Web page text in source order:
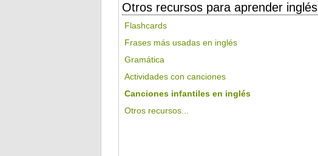
Otros recursos para aprender inglés
Flashcards
Frases más usadas en inglés
Gramática
Actividades con canciones
Canciones infantiles en inglés
Otros recursos...